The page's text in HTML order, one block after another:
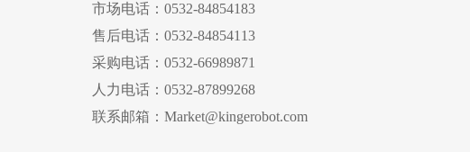
市场电话： 0532-84854183
售后电话： 0532-84854113
采购电话： 0532-66989871
人力电话： 0532-87899268
联系邮箱： Market@kingerobot.com